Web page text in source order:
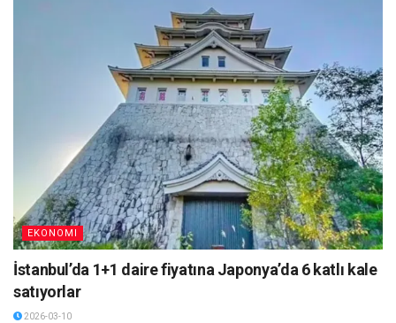
EKONOMI
İstanbul’da 1+1 daire fiyatına Japonya’da 6 katlı kale
satıyorlar
2026-03-10